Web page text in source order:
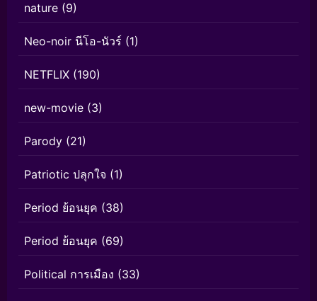
nature (9)
Neo-noir นีโอ-นัวร์ (1)
NETFLIX (190)
new-movie (3)
Parody (21)
Patriotic ปลุกใจ (1)
Period ย้อนยุค (38)
Period ย้อนยุค (69)
Political การเมือง (33)